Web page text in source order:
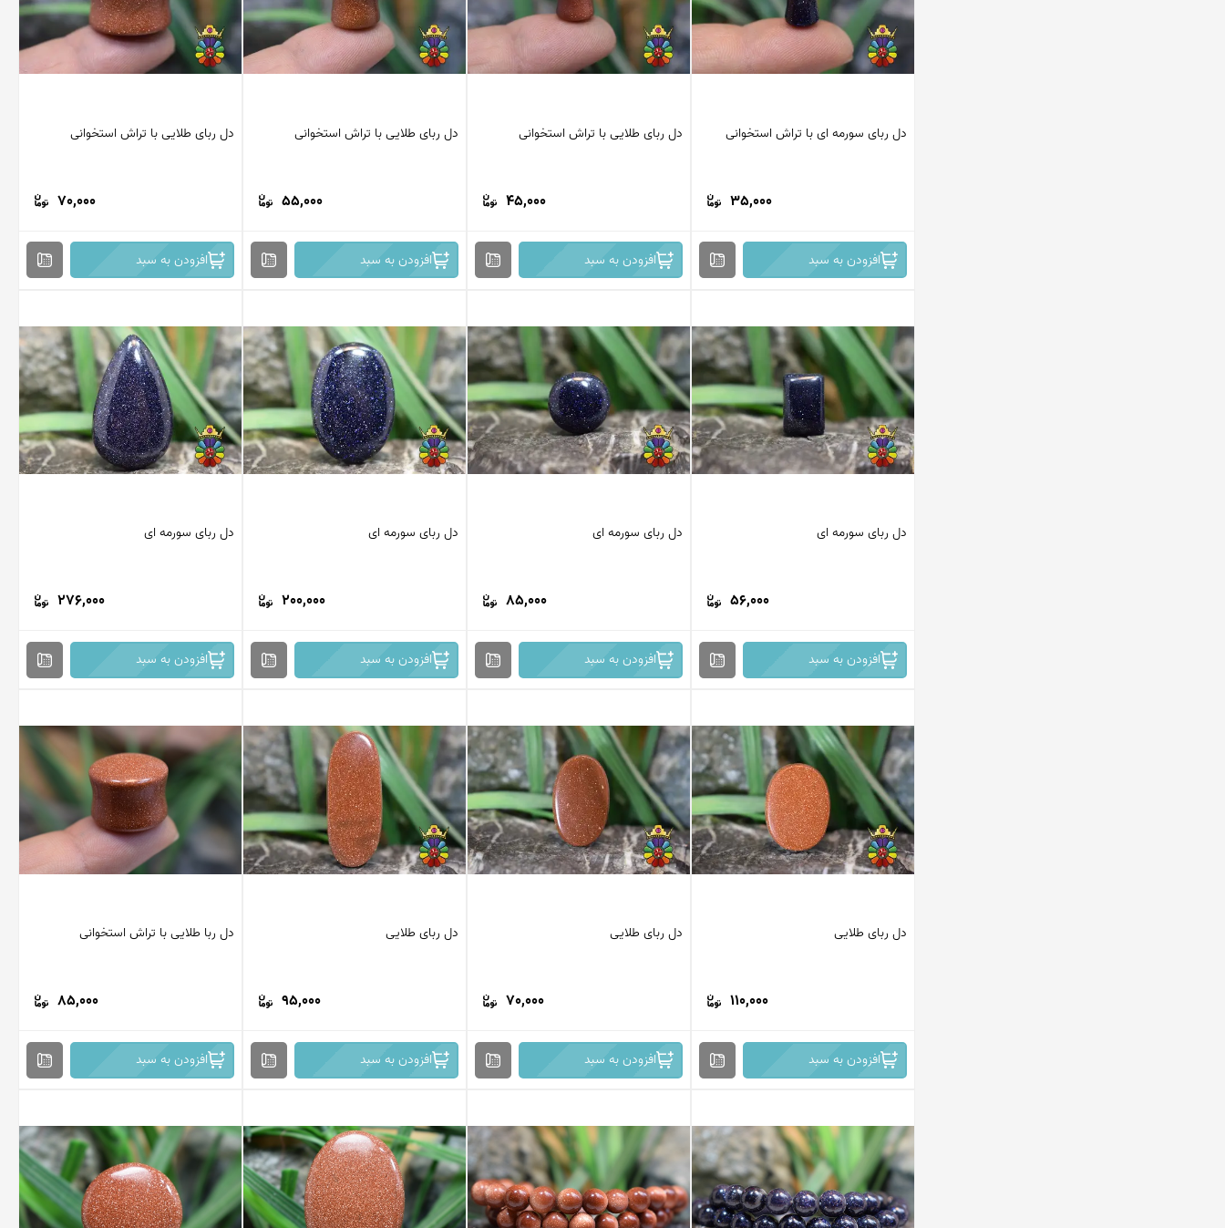
دل ربای سورمه ای با تراش استخوانی
35,000
افزودن به سبد
دل ربای طلایی با تراش استخوانی
45,000
افزودن به سبد
دل ربای طلایی با تراش استخوانی
55,000
افزودن به سبد
دل ربای طلایی با تراش استخوانی
70,000
افزودن به سبد
دل ربای سورمه ای
56,000
افزودن به سبد
دل ربای سورمه ای
85,000
افزودن به سبد
دل ربای سورمه ای
200,000
افزودن به سبد
دل ربای سورمه ای
276,000
افزودن به سبد
دل ربای طلایی
110,000
افزودن به سبد
دل ربای طلایی
70,000
افزودن به سبد
دل ربای طلایی
95,000
افزودن به سبد
دل ربا طلایی با تراش استخوانی
85,000
افزودن به سبد